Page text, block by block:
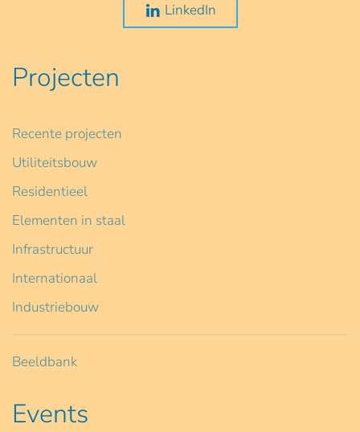
LinkedIn
Projecten
Recente projecten
Utiliteitsbouw
Residentieel
Elementen in staal
Infrastructuur
Internationaal
Industriebouw
Beeldbank
Events